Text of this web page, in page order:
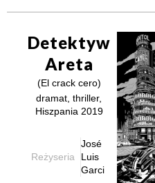
Detektyw
Areta
(El crack cero)
dramat, thriller,
Hiszpania 2019
Reżyseria
José
Luis
Garci